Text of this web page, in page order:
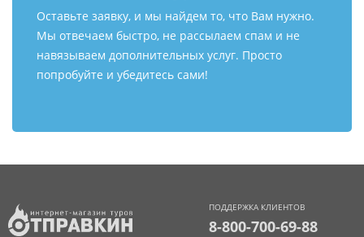
Оставьте заявку, и мы найдем то, что Вам нужно.
Мы отвечаем быстро, не рассылаем спам и не
навязываем дополнительных услуг. Просто
попробуйте и убедитесь сами!
ПОДДЕРЖКА КЛИЕНТОВ
8-800-700-69-88